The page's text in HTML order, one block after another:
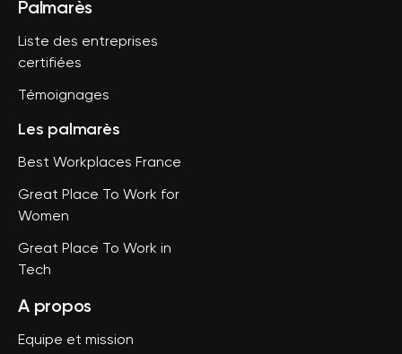
Palmarès
Liste des entreprises
certifiées
Témoignages
Les palmarès
Best Workplaces France
Great Place To Work for
Women
Great Place To Work in
Tech
A propos
Equipe et mission